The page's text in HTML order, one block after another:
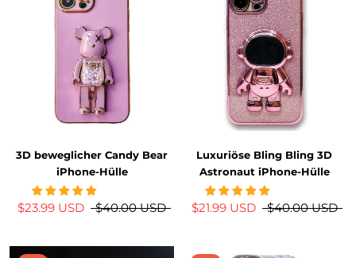
3D beweglicher Candy Bear
iPhone-Hülle
$23.99 USD $40.00 USD
Luxuriöse Bling Bling 3D
Astronaut iPhone-Hülle
$21.99 USD $40.00 USD